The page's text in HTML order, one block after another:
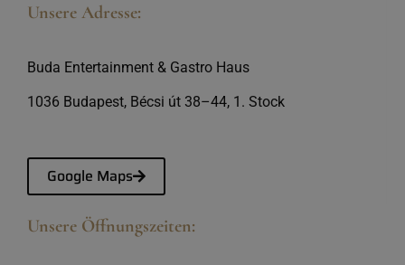
Unsere Adresse:
Buda Entertainment & Gastro Haus
1036 Budapest, Bécsi út 38–44, 1. Stock
Google Maps
Unsere Öffnungszeiten: